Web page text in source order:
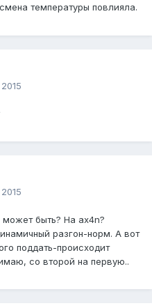
температуры повлияла.
быть? На ax4n?
разгон-норм. А вот
поддать-происходит
со второй на первую..